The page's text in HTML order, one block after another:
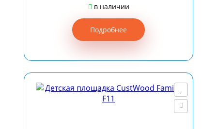
в наличии
Подробнее